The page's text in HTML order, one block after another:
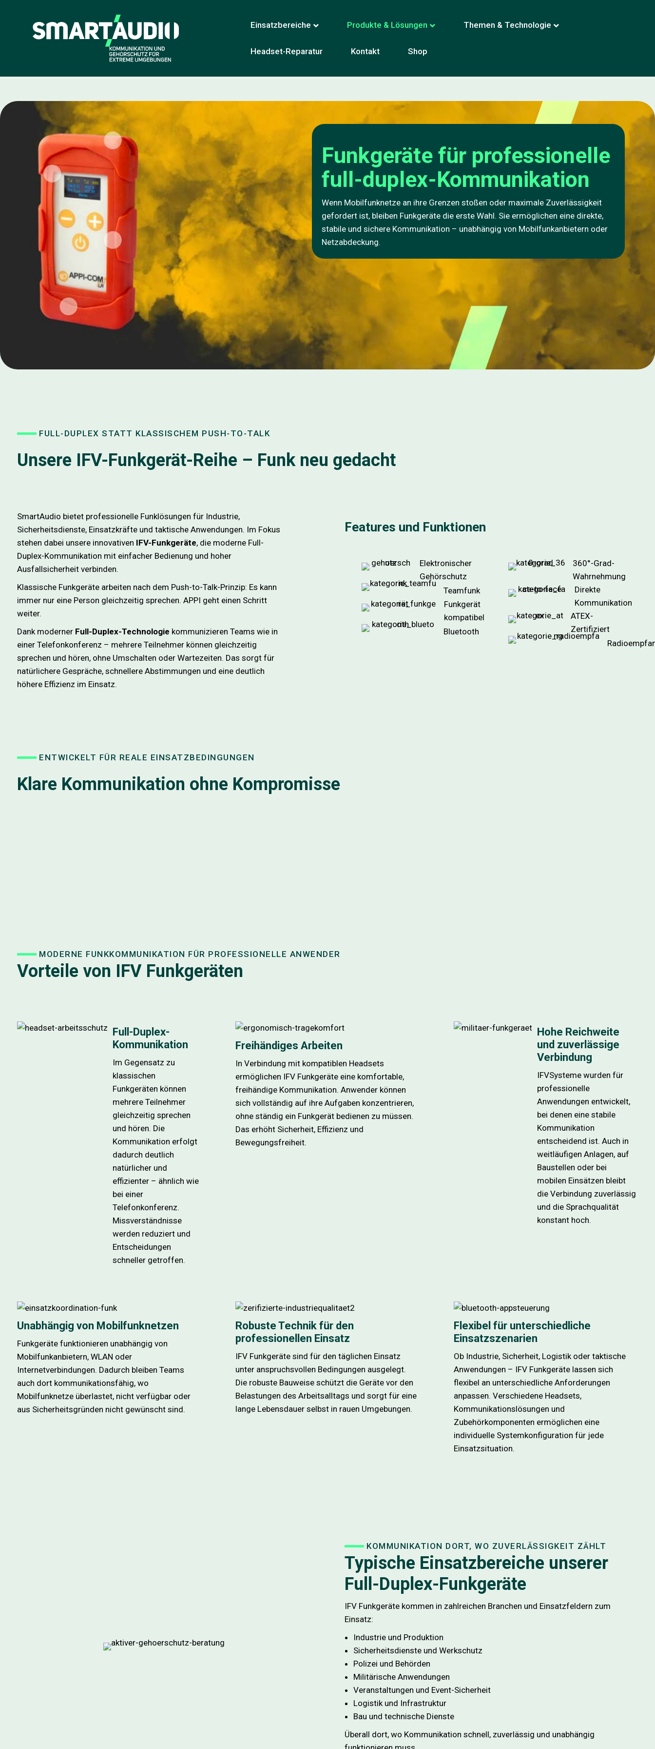
Einsatzbereiche Produkte & Lösungen Themen & Technologie
Headset-Reparatur Kontakt Shop
Funkgeräte für professionelle
full-duplex-Kommunikation
Wenn Mobilfunknetze an ihre Grenzen stoßen oder maximale Zuverlässigkeit
gefordert ist, bleiben Funkgeräte die erste Wahl. Sie ermöglichen eine direkte,
stabile und sichere Kommunikation – unabhängig von Mobilfunkanbietern oder
Netzabdeckung.
FULL-DUPLEX STATT KLASSISCHEM PUSH-TO-TALK
Unsere IFV-Funkgerät-Reihe – Funk neu gedacht
SmartAudio bietet professionelle Funklösungen für Industrie,
Sicherheitsdienste, Einsatzkräfte und taktische Anwendungen. Im Fokus
stehen dabei unsere innovativen IFV-Funkgeräte, die moderne Full-
Duplex-Kommunikation mit einfacher Bedienung und hoher
Ausfallsicherheit verbinden.
Klassische Funkgeräte arbeiten nach dem Push-to-Talk-Prinzip: Es kann
immer nur eine Person gleichzeitig sprechen. APPI geht einen Schritt
weiter.
Dank moderner Full-Duplex-Technologie kommunizieren Teams wie in
einer Telefonkonferenz – mehrere Teilnehmer können gleichzeitig
sprechen und hören, ohne Umschalten oder Wartezeiten. Das sorgt für
natürlichere Gespräche, schnellere Abstimmungen und eine deutlich
höhere Effizienz im Einsatz.
Features und Funktionen
Elektronischer
Gehörschutz
Teamfunk
Funkgerät
kompatibel
Bluetooth
360°-Grad-
Wahrnehmung
Direkte
Kommunikation
ATEX-
Zertifiziert
ENTWICKELT FÜR REALE EINSATZBEDINGUNGEN
Klare Kommunikation ohne Kompromisse
MODERNE FUNKKOMMUNIKATION FÜR PROFESSIONELLE ANWENDER
Vorteile von IFV Funkgeräten
Full-Duplex-
Kommunikation
Im Gegensatz zu
klassischen
Funkgeräten können
mehrere Teilnehmer
gleichzeitig sprechen
und hören. Die
Kommunikation erfolgt
dadurch deutlich
natürlicher und
effizienter – ähnlich wie
bei einer
Telefonkonferenz.
Missverständnisse
werden reduziert und
Entscheidungen
schneller getroffen.
Freihändiges Arbeiten
In Verbindung mit kompatiblen Headsets
ermöglichen IFV Funkgeräte eine komfortable,
freihändige Kommunikation. Anwender können
sich vollständig auf ihre Aufgaben konzentrieren,
ohne ständig ein Funkgerät bedienen zu müssen.
Das erhöht Sicherheit, Effizienz und
Bewegungsfreiheit.
Hohe Reichweite
und zuverlässige
Verbindung
IFVSysteme wurden für
professionelle
Anwendungen entwickelt,
bei denen eine stabile
Kommunikation
entscheidend ist. Auch in
weitläufigen Anlagen, auf
Baustellen oder bei
mobilen Einsätzen bleibt
die Verbindung zuverlässig
und die Sprachqualität
konstant hoch.
Unabhängig von Mobilfunknetzen
Funkgeräte funktionieren unabhängig von
Mobilfunkanbietern, WLAN oder
Internetverbindungen. Dadurch bleiben Teams
auch dort kommunikationsfähig, wo
Mobilfunknetze überlastet, nicht verfügbar oder
aus Sicherheitsgründen nicht gewünscht sind.
Robuste Technik für den
professionellen Einsatz
IFV Funkgeräte sind für den täglichen Einsatz
unter anspruchsvollen Bedingungen ausgelegt.
Die robuste Bauweise schützt die Geräte vor den
Belastungen des Arbeitsalltags und sorgt für eine
lange Lebensdauer selbst in rauen Umgebungen.
Flexibel für unterschiedliche
Einsatzszenarien
Ob Industrie, Sicherheit, Logistik oder taktische
Anwendungen – IFV Funkgeräte lassen sich
flexibel an unterschiedliche Anforderungen
anpassen. Verschiedene Headsets,
Kommunikationslösungen und
Zubehörkomponenten ermöglichen eine
individuelle Systemkonfiguration für jede
Einsatzsituation.
KOMMUNIKATION DORT, WO ZUVERLÄSSIGKEIT ZÄHLT
Typische Einsatzbereiche unserer
Full-Duplex-Funkgeräte
IFV Funkgeräte kommen in zahlreichen Branchen und Einsatzfeldern zum
Einsatz:
Industrie und Produktion
Sicherheitsdienste und Werkschutz
Polizei und Behörden
Militärische Anwendungen
Veranstaltungen und Event-Sicherheit
Logistik und Infrastruktur
Bau und technische Dienste
Überall dort, wo Kommunikation schnell, zuverlässig und unabhängig